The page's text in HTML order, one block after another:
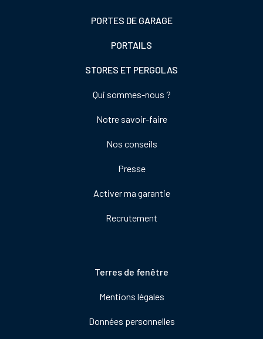
PORTES DE GARAGE
PORTAILS
STORES ET PERGOLAS
Qui sommes-nous ?
Notre savoir-faire
Nos conseils
Presse
Activer ma garantie
Recrutement
Terres de fenêtre
Mentions légales
Données personnelles